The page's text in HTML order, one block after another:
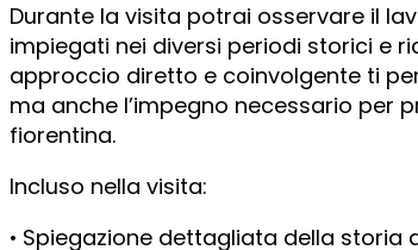
Durante la visita potrai osservare il
impiegati nei diversi periodi storici e
approccio diretto e coinvolgente ti
ma anche l’impegno necessario per
fiorentina.
Incluso nella visita:
• Spiegazione dettagliata della